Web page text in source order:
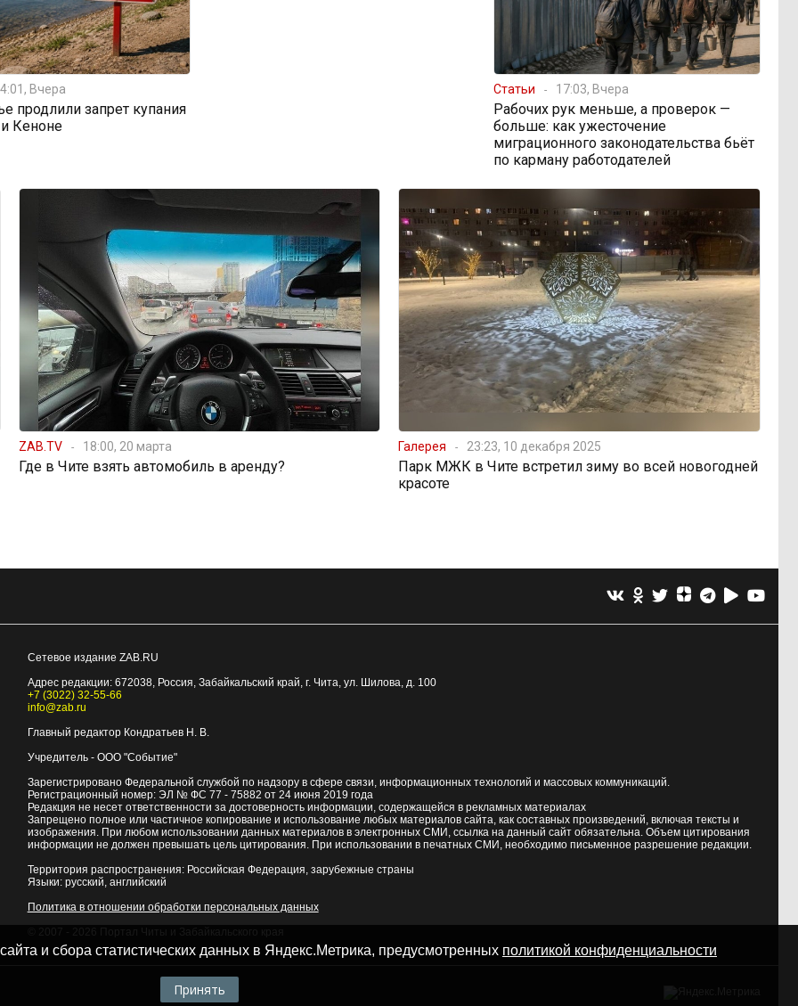
Вчера
продлили запрет купания
Кеноне
Статьи 17:03, Вчера
Рабочих рук меньше, а проверок —
больше: как ужесточение
миграционного законодательства бьёт
по карману работодателей
ZAB.TV 18:00, 20 марта
Где в Чите взять автомобиль в аренду?
Галерея 23:23, 10 декабря 2025
Парк МЖК в Чите встретил зиму во всей новогодней
красоте
Сетевое издание ZAB.RU
Адрес редакции: 672038, Россия, Забайкальский край, г. Чита, ул. Шилова, д. 100
+7 (3022) 32-55-66
info@zab.ru
Главный редактор Кондратьев Н. В.
Учредитель - ООО "Событие"
Зарегистрировано Федеральной службой по надзору в сфере связи, информационных технологий и массовых коммуникаций.
Регистрационный номер: ЭЛ № ФС 77 - 75882 от 24 июня 2019 года
Редакция не несет ответственности за достоверность информации, содержащейся в рекламных материалах
Запрещено полное или частичное копирование и использование любых материалов сайта, как составных произведений, включая тексты и
изображения. При любом использовании данных материалов в электронных СМИ, ссылка на данный сайт обязательна. Объем цитирования
информации не должен превышать цель цитирования. При использовании в печатных СМИ, необходимо письменное разрешение редакции.
Территория распространения: Российская Федерация, зарубежные страны
Языки: русский, английский
Политика в отношении обработки персональных данных
и сбора статистических данных в Яндекс.Метрика, предусмотренных политикой конфиденциальности
Принять